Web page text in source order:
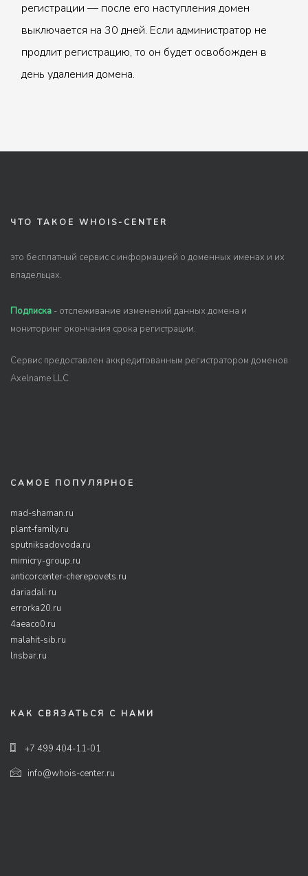
регистрации — после его наступления домен
выключается на 30 дней. Если администратор не
продлит регистрацию, то он будет освобожден в
день удаления домена.
ЧТО ТАКОЕ WHOIS-CENTER
это бесплатный сервис с информацией о доменных именах и их
владельцах.
Подписка - отслеживание изменений данных домена и
мониторинг окончания срока регистрации.
Сервис предоставлен аккредитованным регистратором доменов
Axelname LLC
САМОЕ ПОПУЛЯРНОЕ
mad-shaman.ru
plant-family.ru
sputniksadovoda.ru
mimicry-group.ru
anticorcenter-cherepovets.ru
dariadali.ru
errorka20.ru
4aeaco0.ru
malahit-sib.ru
lnsbar.ru
КАК СВЯЗАТЬСЯ С НАМИ
+7 499 404-11-01
info@whois-center.ru